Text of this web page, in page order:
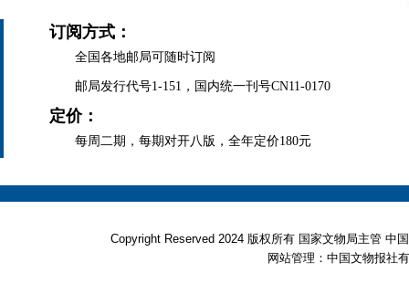
订阅方式：
全国各地邮局可随时订阅
邮局发行代号1-151，国内统一刊号CN11-0170
定价：
每周二期，每期对开八版，全年定价180元
Copyright Reserved 2024 版权所有 国家文物局主管
网站管理：中国文物报社